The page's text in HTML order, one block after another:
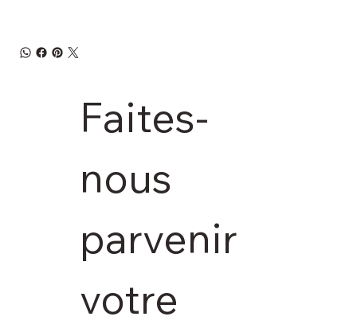
Faites-
nous
parvenir
votre